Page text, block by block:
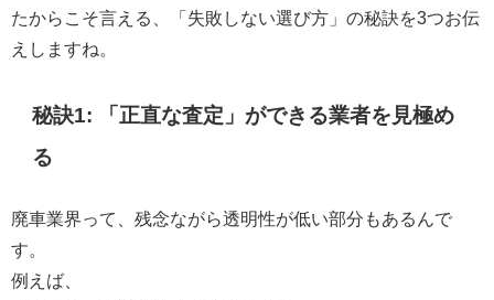
たからこそ言える、「失敗しない選び方」の秘訣を3つお伝
えしますね。
秘訣1: 「正直な査定」ができる業者を見極め
る
廃車業界って、残念ながら透明性が低い部分もあるんで
す。
例えば、